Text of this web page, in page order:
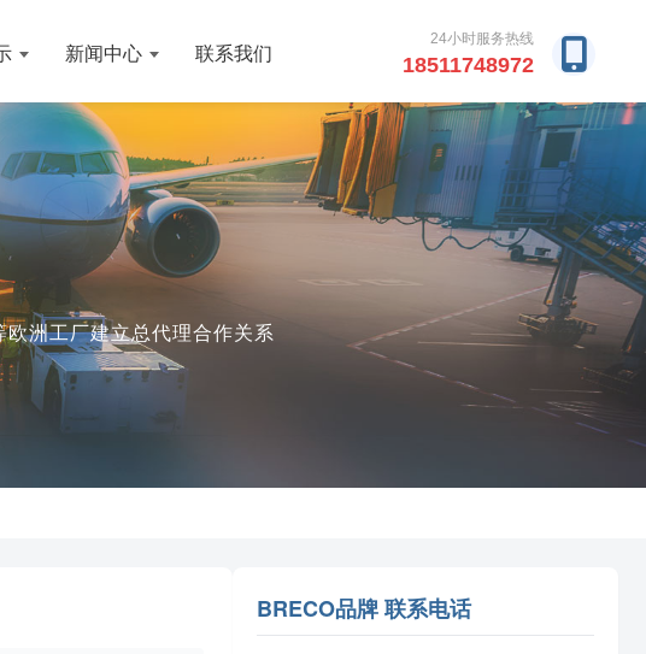
新闻中心 联系我们
24小时服务热线
18511748972
洲工厂建立总代理合作关系
BRECO品牌 联系电话